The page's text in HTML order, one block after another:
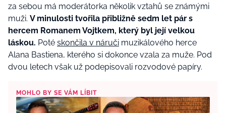
za sebou má moderátorka několik vztahů se známými
muži. V minulosti tvořila přibližně sedm let pár s
hercem Romanem Vojtkem, který byl její velkou
láskou. Poté skončila v náruči muzikálového herce
Alana Bastiena, kterého si dokonce vzala za muže. Pod
dvou letech však už podepisovali rozvodové papíry.
MOHLO BY SE VÁM LÍBIT